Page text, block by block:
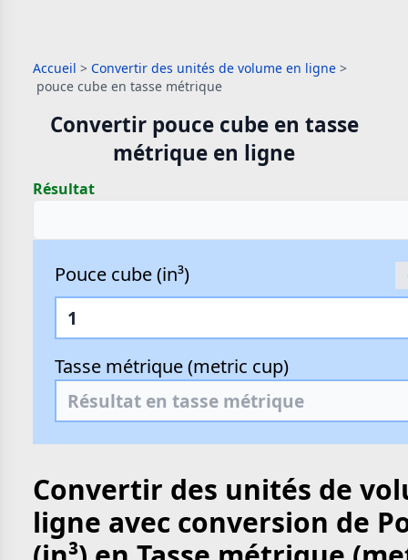
Accueil > Convertir des unités de volume en ligne >
pouce cube en tasse métrique
Convertir pouce cube en tasse
métrique en ligne
Résultat
Pouce cube (in³)
Tasse métrique (metric cup)
Convertir des unités de
ligne avec conversion de